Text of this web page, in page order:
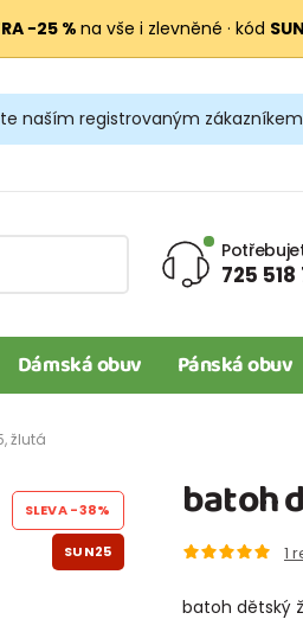
−25 % na vše i zlevněné · kód
naším registrovaným
725 518
Dámská obuv Pánská obuv
žlutá
batoh
1
batoh dětský
SLEVA-38%
SUN25